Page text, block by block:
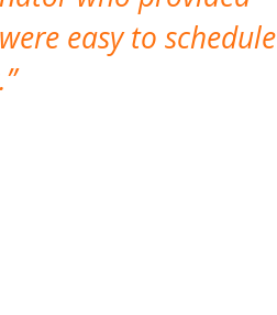
easy to schedule